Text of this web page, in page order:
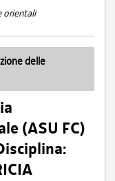
orientali
delle
(ASU FC)